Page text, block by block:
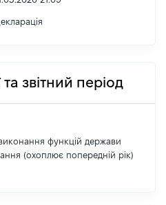
звітний період
функцій держави
(охоплює попередній рік)